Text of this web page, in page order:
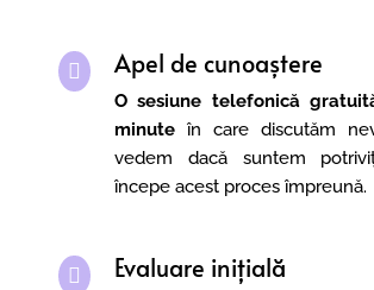
 Apel de cunoaștere
O sesiune telefonică
minuteîn care discutăm
vedem dacă suntem
începe acest proces împreună.
 Evaluare inițială